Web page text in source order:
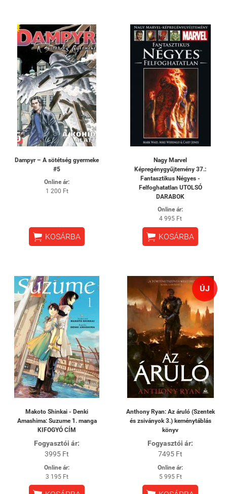
Dampyr – A sötétség gyermeke
#5
Online ár:
1 200 Ft
 KOSÁRBA
Nagy Marvel
Képregénygyűjtemény 37.:
Fantasztikus Négyes -
Felfoghatatlan UTOLSÓ
DARABOK
Online ár:
4 995 Ft
 KOSÁRBA
Makoto Shinkai - Denki
Amashima: Suzume 1. manga
KIFOGYÓ CÍM
Fogyasztói ár:
3995 Ft
Online ár:
3 195 Ft
ÚJ
Anthony Ryan: Az áruló (Szentek
és zsiványok 3.) keménytáblás
könyv
Fogyasztói ár:
7495 Ft
Online ár:
5 995 Ft